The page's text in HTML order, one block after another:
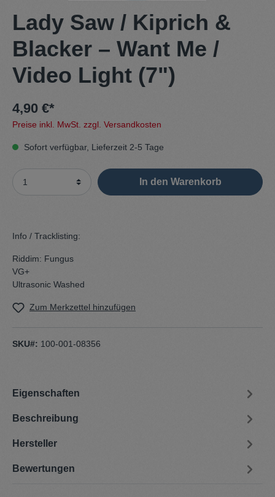
Lady Saw / Kiprich &
Blacker – Want Me /
Video Light (7")
4,90 €*
Preise inkl. MwSt. zzgl. Versandkosten
Sofort verfügbar, Lieferzeit 2-5 Tage
In den Warenkorb
Info / Tracklisting:
Riddim: Fungus
VG+
Ultrasonic Washed
Zum Merkzettel hinzufügen
SKU#: 100-001-08356
Eigenschaften
Beschreibung
Hersteller
Bewertungen